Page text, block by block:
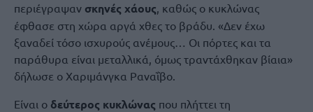
περιέγραψαν σκηνές χάους, καθώς ο κυκλώνας
έφθασε στη χώρα αργά χθες το βράδυ. «Δεν έχω
ξαναδεί τόσο ισχυρούς ανέμους… Οι πόρτες και τα
παράθυρα είναι μεταλλικά, όμως τραντάχθηκαν βίαια»
δήλωσε o Χαριμάνγκα Ραναΐβο.
Είναι ο δεύτερος κυκλώνας που πλήττει τη